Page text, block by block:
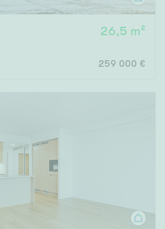
26,5 m²
259 000 €